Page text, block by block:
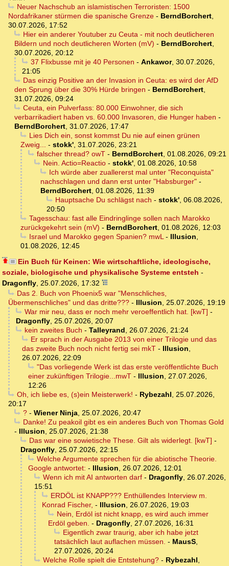
Neuer Nachschub an islamistischen Terroristen: 1500
Nordafrikaner stürmen die spanische Grenze - BerndBorchert,
30.07.2026, 17:52
Hier ein anderer Youtuber zu Ceuta - mit noch deutlicheren
Bildern und noch deutlicheren Worten (mV) - BerndBorchert,
30.07.2026, 20:12
37 Flixbusse mit je 40 Personen - Ankawor, 30.07.2026,
21:05
Das einzig Positive an der Invasion in Ceuta: es wird der AfD
den Sprung über die 30% Hürde bringen - BerndBorchert,
31.07.2026, 09:24
Ceuta, ein Pulverfass: 80.000 Einwohner, die sich
verbarrikadiert haben vs. 60.000 Invasoren, die Hunger haben -
BerndBorchert, 31.07.2026, 17:47
Lies Dich ein, sonst kommst Du nie auf einen grünen
Zweig... - stokk', 31.07.2026, 23:21
falscher thread? owT- BerndBorchert, 01.08.2026, 09:21
Nein. Actio=Reactio- stokk', 01.08.2026, 10:58
Ich würde aber zuallererst mal unter "Reconquista"
nachschlagen und dann erst unter "Habsburger" -
BerndBorchert, 01.08.2026, 11:39
Hauptsache Du schlägst nach - stokk', 06.08.2026,
20:50
Tagesschau: fast alle Eindringlinge sollen nach Marokko
zurückgekehrt sein (mV) - BerndBorchert, 01.08.2026, 12:03
Israel und Marokko gegen Spanien? mwL- Illusion,
01.08.2026, 12:45
Ein Buch für Keinen: Wie wirtschaftliche, ideologische,
soziale, biologische und physikalische Systeme entsteh -
Dragonfly, 25.07.2026, 17:32
Das 2. Buch von Phoenix5 war "Menschliches,
Übermenschliches" und das dritte??? - Illusion, 25.07.2026, 19:19
War mir neu, dass er noch mehr veroeffentlich hat. [kwT] -
Dragonfly, 25.07.2026, 20:07
kein zweites Buch - Talleyrand, 26.07.2026, 21:24
Er sprach in der Ausgabe 2013 von einer Trilogie und das
das zweite Buch noch nicht fertig sei mkT - Illusion,
26.07.2026, 22:09
"Das vorliegende Werk ist das erste veröffentlichte Buch
einer zukünftigen Trilogie...mwT - Illusion, 27.07.2026,
12:26
Oh, ich liebe es, (s)ein Meisterwerk! - Rybezahl, 25.07.2026,
20:17
?- Wiener Ninja, 25.07.2026, 20:47
Danke! Zu peakoil gibt es ein anderes Buch von Thomas Gold
- Illusion, 25.07.2026, 21:38
Das war eine sowietische These. Gilt als widerlegt. [kwT] -
Dragonfly, 25.07.2026, 22:15
Welche Argumente sprechen für die abiotische Theorie.
Google antwortet: - Illusion, 26.07.2026, 12:01
Wenn ich mit AI antworten darf- Dragonfly, 26.07.2026,
15:51
ERDÖL ist KNAPP??? Enthüllendes Interview m.
Konrad Fischer, - Illusion, 26.07.2026, 19:03
Nein, Erdöl ist nicht knapp, es wird auch immer
Erdöl geben. - Dragonfly, 27.07.2026, 16:31
Eigentlich zwar traurig, aber ich habe jetzt
tatsächlich laut auflachen müssen. - MausS,
27.07.2026, 20:24
Welche Rolle spielt die Entstehung?- Rybezahl,